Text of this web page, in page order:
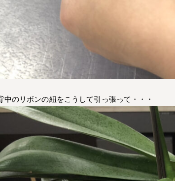
中のリボンの紐をこうして引っ張って・・・